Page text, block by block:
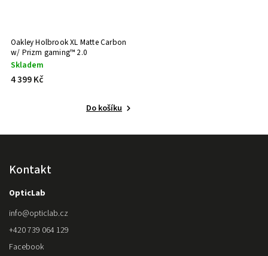
Oakley Holbrook XL Matte Carbon
w/ Prizm gaming™ 2.0
Skladem
4 399 Kč
Do košíku
Kontakt
OpticLab
info@opticlab.cz
+420 739 064 129
Facebook